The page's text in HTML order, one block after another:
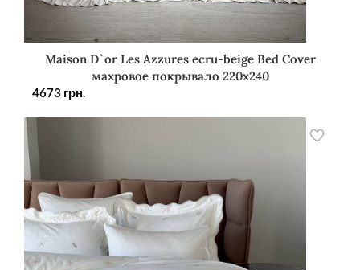
Maison D`or Les Azzures ecru-beige Bed Cover
махровое покрывало 220х240
4673 грн.